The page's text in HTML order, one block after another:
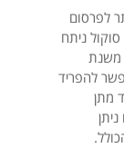
לפרסום
ניתח
משנת
להפריד
מתן